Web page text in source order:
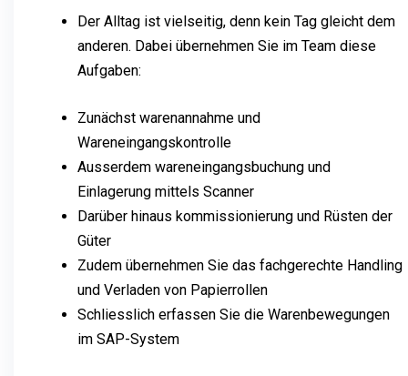
Der Alltag ist vielseitig, denn kein Tag gleicht dem
anderen. Dabei übernehmen Sie im Team diese
Aufgaben:
Zunächst warenannahme und
Wareneingangskontrolle
Ausserdem wareneingangsbuchung und
Einlagerung mittels Scanner
Darüber hinaus kommissionierung und Rüsten der
Güter
Zudem übernehmen Sie das fachgerechte Handling
und Verladen von Papierrollen
Schliesslich erfassen Sie die Warenbewegungen
im SAP-System